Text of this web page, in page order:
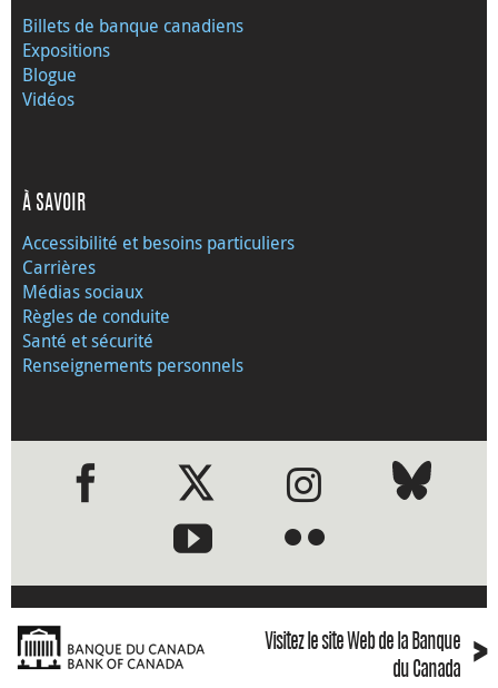
Billets de banque canadiens
Expositions
Blogue
Vidéos
À SAVOIR
Accessibilité et besoins particuliers
Carrières
Médias sociaux
Règles de conduite
Santé et sécurité
Renseignements personnels
●●
Visitez le site Web de la Banque
du Canada
›